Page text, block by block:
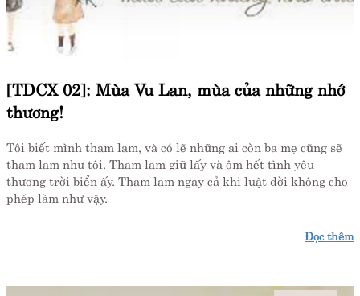
[TDCX 02]: Mùa Vu Lan, mùa của những nhớ
thương!
Tôi biết mình tham lam, và có lẽ những ai còn ba mẹ cũng sẽ
tham lam như tôi. Tham lam giữ lấy và ôm hết tình yêu
thương trời biển ấy. Tham lam ngay cả khi luật đời không cho
phép làm như vậy.
Đọc thêm